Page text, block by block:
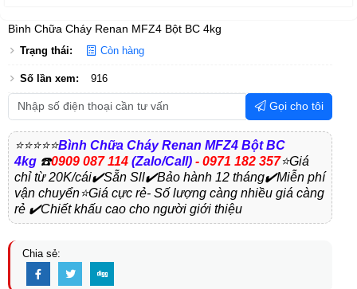
Bình Chữa Cháy Renan MFZ4 Bột BC 4kg
Trạng thái: Còn hàng
Số lần xem: 916
Gọi cho tôi
⭐⭐⭐⭐⭐Bình Chữa Cháy Renan MFZ4 Bột BC
4kg ☎️0909 087 114 (Zalo/Call) - 0971 182 357⭐Giá
chỉ từ 20K/cái✔️Sẵn Sll✔️Bảo hành 12 tháng✔️Miễn phí
vận chuyển⭐Giá cực rẻ- Số lượng càng nhiều giá càng
rẻ ✔️Chiết khấu cao cho người giới thiệu
Chia sẻ: